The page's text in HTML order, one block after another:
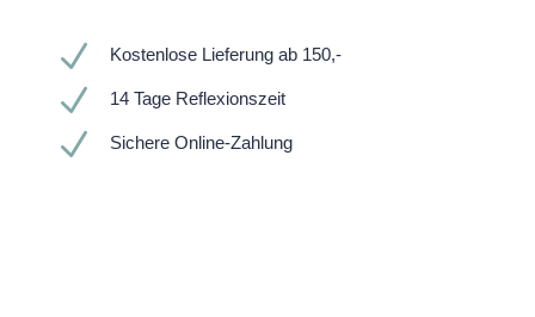
N Kostenlose Lieferung ab 150,-
N 14 Tage Reflexionszeit
N Sichere Online-Zahlung